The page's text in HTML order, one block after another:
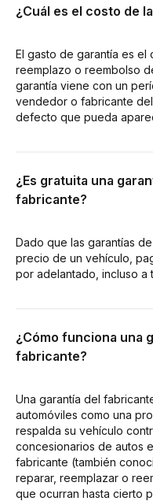
¿Cuál es el costo de
El gasto de garantía es el
reemplazo o reembolso
garantía viene con un
vendedor o fabricante
defecto que pueda
¿Es gratuita una
fabricante?
Dado que las garantías
precio de un vehículo,
por adelantado, incluso a
¿Cómo funciona una
fabricante?
Una garantía del
automóviles como una
respalda su vehículo
concesionarios de autos
fabricante (también
reparar, reemplazar o
que ocurran hasta cierto